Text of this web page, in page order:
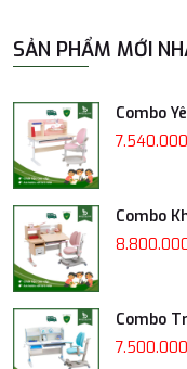
SẢN PHẨM MỚI
Combo
Combo
Combo